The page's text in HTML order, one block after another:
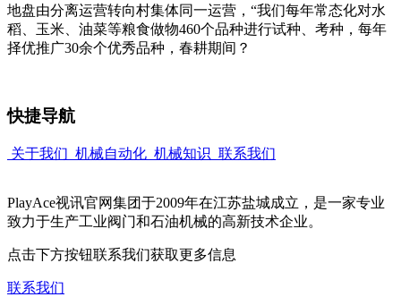
地盘由分离运营转向村集体同一运营，“我们每年常态化对水
稻、玉米、油菜等粮食做物460个品种进行试种、考种，每年
择优推广30余个优秀品种，春耕期间？
快捷导航
关于我们 机械自动化 机械知识 联系我们
PlayAce视讯官网集团于2009年在江苏盐城成立，是一家专业
致力于生产工业阀门和石油机械的高新技术企业。
点击下方按钮联系我们获取更多信息
联系我们